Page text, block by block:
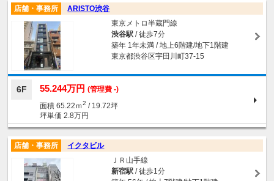
店舗・事務所
ARISTO渋谷
東京メトロ半蔵門線
渋谷駅/ 徒歩7分
築年 1年未満 / 地上6階建/地下1階建
東京都渋谷区宇田川町37-15
6F 55.244万円 (管理費 -)
面積 65.22ｍ2 / 19.72坪
坪単価 2.8万円
店舗・事務所
イクタビル
ＪＲ山手線
新宿駅/ 徒歩1分